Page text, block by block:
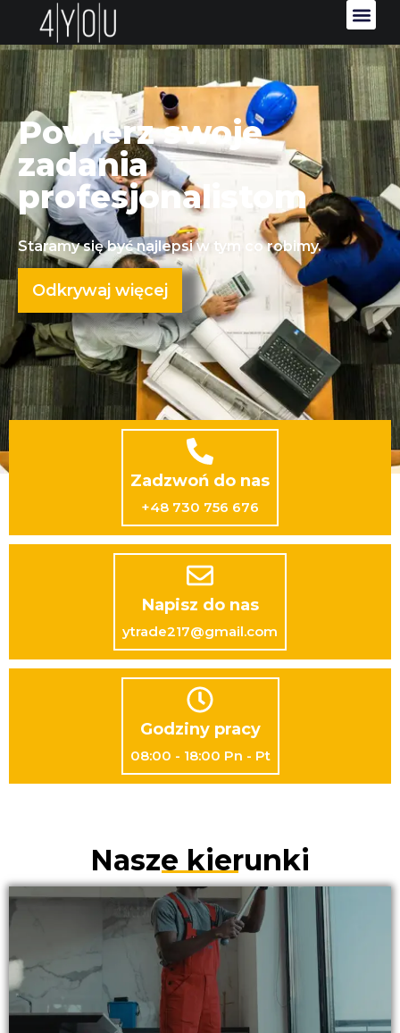
Powierz swoje
zadania
profesjonalistom
Staramy się być najlepsi w tym co robimy.
Odkrywaj więcej
Zadzwoń do nas
+48 730 756 676
Napisz do nas
ytrade217@gmail.com
Godziny pracy
08:00 - 18:00 Pn - Pt
Nasze kierunki